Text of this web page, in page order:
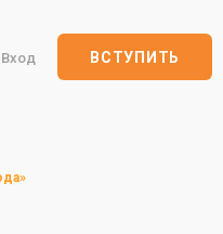
Вход ВСТУПИТЬ